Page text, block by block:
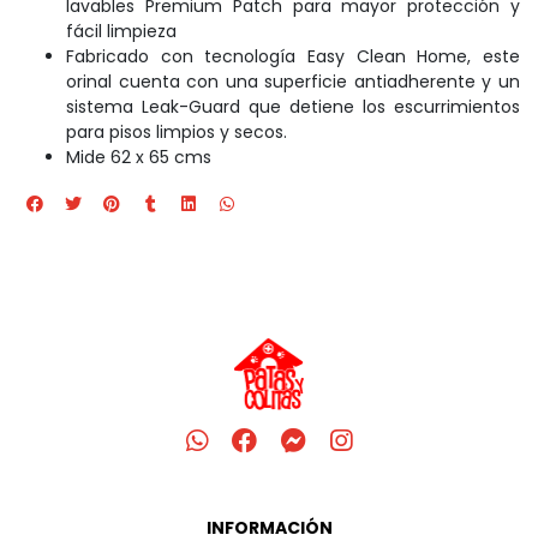
lavables Premium Patch para mayor protección y
fácil limpieza
Fabricado con tecnología Easy Clean Home, este
orinal cuenta con una superficie antiadherente y un
sistema Leak-Guard que detiene los escurrimientos
para pisos limpios y secos.
Mide 62 x 65 cms
INFORMACIÓN